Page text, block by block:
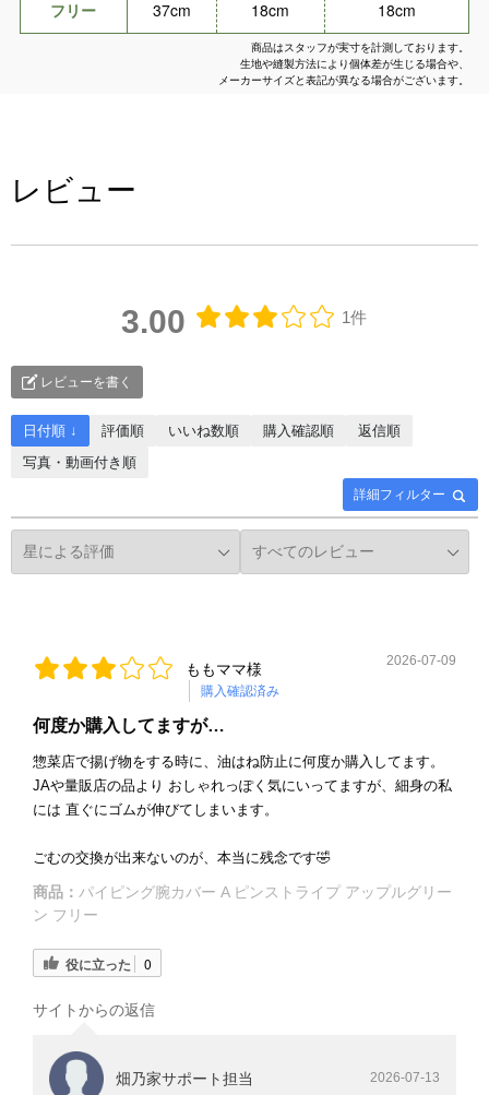
フリー 37cm 18cm 18cm
商品はスタッフが実寸を計測しております。
生地や縫製方法により個体差が生じる場合や、
メーカーサイズと表記が異なる場合がございます。
レビュー
3.00 1件
レビューを書く
詳細フィルター
日付順 ↓ 評価順 いいね数順 購入確認順
返信順
写真・動画付き順
ももママ様
購入確認済み
2026-07-09
何度か購入してますが…
惣菜店で揚げ物をする時に、油はね防止に何度か購入してます。
JAや量販店の品より おしゃれっぽく気にいってますが、細身の私
には 直ぐにゴムが伸びてしまいます。
ごむの交換が出来ないのが、本当に残念です🤣
商品： パイピング腕カバー A ピンストライプ アップルグリー
ン フリー
役に立った 0
サイトからの返信
畑乃家サポート担当 2026-07-13